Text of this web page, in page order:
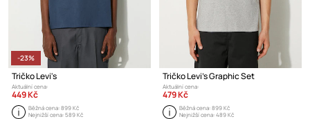
-23%
Tričko Levi's
Aktuální cena:
449 Kč
Běžná cena:899 Kč
Nejnižší cena:589 Kč
Tričko Levi's Graphic Set
Aktuální cena:
479 Kč
Běžná cena:899 Kč
Nejnižší cena:489 Kč